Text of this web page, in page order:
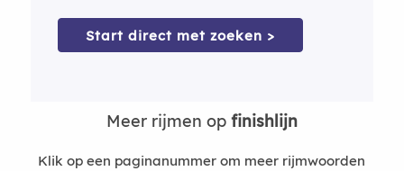
Start direct met zoeken >
Meer rijmen op finishlijn
Klik op een paginanummer om meer rijmwoorden